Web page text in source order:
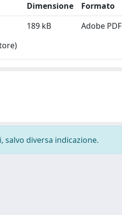
Dimensione
Formato
189 kB Adobe PDF
diversa indicazione.